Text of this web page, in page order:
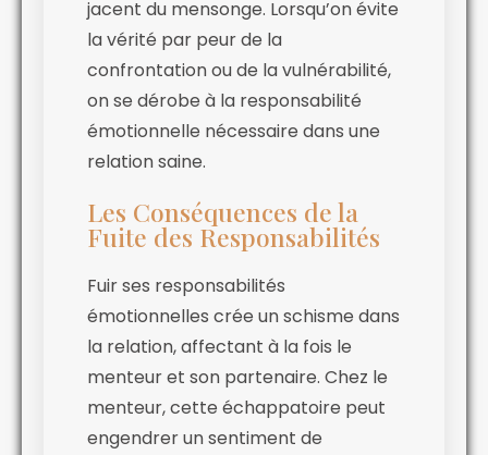
jacent du mensonge. Lorsqu’on évite
la vérité par peur de la
confrontation ou de la vulnérabilité,
on se dérobe à la responsabilité
émotionnelle nécessaire dans une
relation saine.
Les Conséquences de la
Fuite des Responsabilités
Fuir ses responsabilités
émotionnelles crée un schisme dans
la relation, affectant à la fois le
menteur et son partenaire. Chez le
menteur, cette échappatoire peut
engendrer un sentiment de